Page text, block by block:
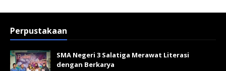
Perpustakaan
SMA Negeri 3 Salatiga Merawat Literasi
dengan Berkarya